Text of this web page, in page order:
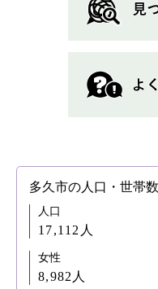
多久市の人口・世帯数
人口
17,112人
女性
8,982人